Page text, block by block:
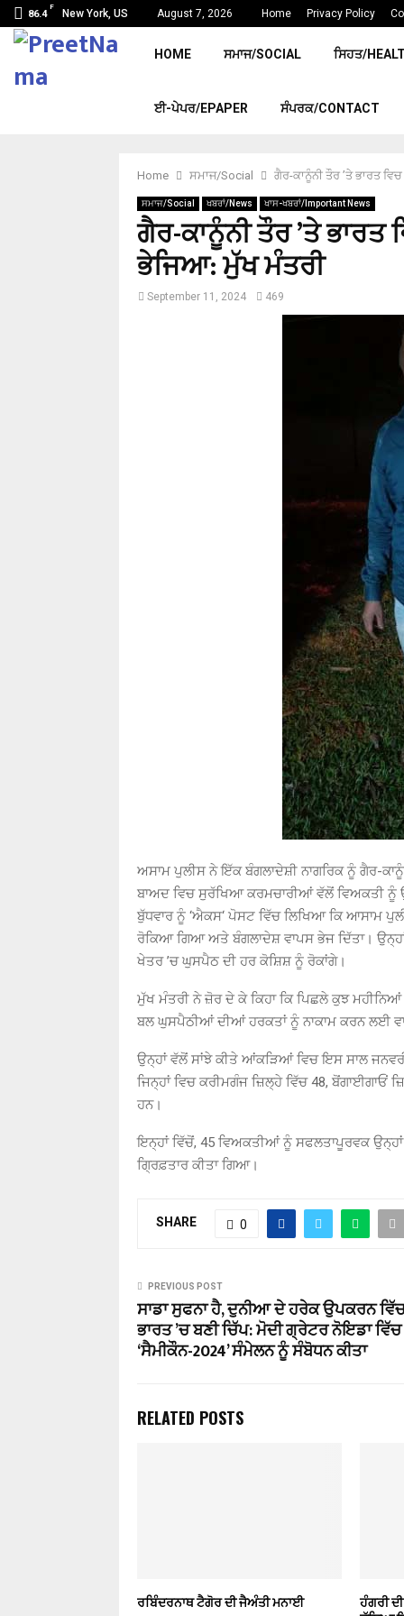
86.4
F
New York, US August 7, 2026 Home Privacy Policy
HOME ਸਮਾਜ/SOCIAL ਸਿਹਤ/
ਈ-ਪੇਪਰ/EPAPER ਸੰਪਰਕ/CONTACT
Home ਸਮਾਜ/Social ਗੈਰ-ਕਾਨੂੰਨੀ ਤੌਰ ’ਤੇ ਭਾਰਤ
ਸਮਾਜ/Social ਖਬਰਾਂ/News ਖਾਸ-ਖਬਰਾਂ/Important News
ਗੈਰ-ਕਾਨੂੰਨੀ ਤੌਰ ’ਤੇ
ਭੇਜਿਆ: ਮੁੱਖ ਮੰਤਰੀ
September 11, 2024 469
ਅਸਾਮ ਪੁਲੀਸ ਨੇ ਇੱਕ ਬੰਗਲਾਦੇਸ਼ੀ ਨਾਗਰਿਕ ਨੂੰ ਗੈਰ-
ਬਾਅਦ ਵਿਚ ਸੁਰੱਖਿਆ ਕਰਮਚਾਰੀਆਂ ਵੱਲੋਂ ਵਿਅਕਤੀ ਨੂੰ
ਬੁੱਧਵਾਰ ਨੂੰ ‘ਐਕਸ‘ ਪੋਸਟ ਵਿੱਚ ਲਿਖਿਆ ਕਿ ਆਸਾਮ
ਰੋਕਿਆ ਗਿਆ ਅਤੇ ਬੰਗਲਾਦੇਸ਼ ਵਾਪਸ ਭੇਜ ਦਿੱਤਾ।
ਖੇਤਰ ’ਚ ਘੁਸਪੈਠ ਦੀ ਹਰ ਕੋਸ਼ਿਸ਼ ਨੂੰ ਰੋਕਾਂਗੇ।
ਮੁੱਖ ਮੰਤਰੀ ਨੇ ਜ਼ੋਰ ਦੇ ਕੇ ਕਿਹਾ ਕਿ ਪਿਛਲੇ ਕੁਝ
ਬਲ ਘੁਸਪੈਠੀਆਂ ਦੀਆਂ ਹਰਕਤਾਂ ਨੂੰ ਨਾਕਾਮ ਕਰਨ ਲਈ
ਉਨ੍ਹਾਂ ਵੱਲੋਂ ਸਾਂਝੇ ਕੀਤੇ ਆਂਕੜਿਆਂ ਵਿਚ ਇਸ ਸਾਲ
ਜਿਨ੍ਹਾਂ ਵਿਚ ਕਰੀਮਗੰਜ ਜ਼ਿਲ੍ਹੇ ਵਿੱਚ 48,
ਹਨ।
ਇਨ੍ਹਾਂ ਵਿੱਚੋਂ, 45 ਵਿਅਕਤੀਆਂ ਨੂੰ ਸਫਲਤਾਪੂਰਵਕ
ਗ੍ਰਿਫ਼ਤਾਰ ਕੀਤਾ ਗਿਆ।
SHARE 0
PREVIOUS POST
ਸਾਡਾ ਸੁਫਨਾ ਹੈ, ਦੁਨੀਆ ਦੇ ਹਰੇਕ ਉਪਕਰਨ
ਭਾਰਤ ’ਚ ਬਣੀ ਚਿੱਪ: ਮੋਦੀ ਗ੍ਰੇਟਰ ਨੋਇਡਾ
‘ਸੈਮੀਕੌਨ-2024’ ਸੰਮੇਲਨ ਨੂੰ ਸੰਬੋਧਨ ਕੀਤਾ
RELATED POSTS
ਰਬਿੰਦਰਨਾਥ ਟੈਗੋਰ ਦੀ ਜੈਅੰਤੀ ਮਨਾਈ ਹੰਗਰੀ